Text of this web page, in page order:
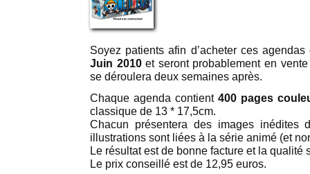
Soyez patients afin d’acheter ces
Juin 2010et seront probablement en
se déroulera deux semaines après.
Chaque agenda contient 400 pages
classique de 13 * 17,5cm.
Chacun présentera des images inédites
illustrations sont liées à la série animé (et
Le résultat est de bonne facture et la qualité
Le prix conseillé est de 12,95 euros.